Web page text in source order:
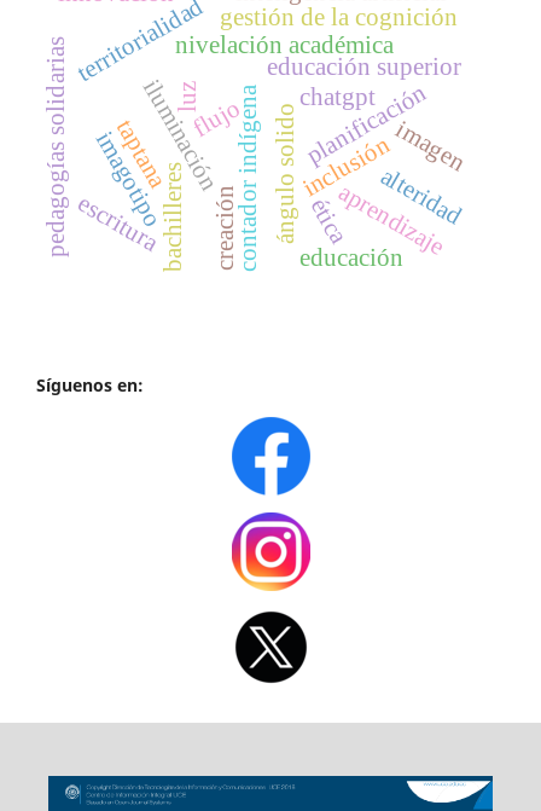
luz
iluminación
flujo ángulo solido
bachilleres
educación superior
inclusión
nivelación académica
territorialidad
contador indígena
taptana
gestión de la cognición
planificación
alteridad
imagotipo imagen
aprendizaje
ética
chatgpt
creación educación
escritura
pedagogías solidarias
Síguenos en: